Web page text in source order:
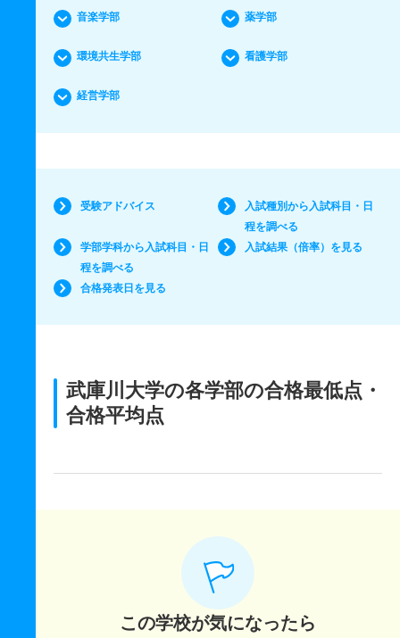
音楽学部 薬学部
環境共生学部 看護学部
経営学部
受験アドバイス
入試種別から入試科目・日
程を調べる
学部学科から入試科目・日
程を調べる
入試結果（倍率）を見る
合格発表日を見る
武庫川大学の各学部の合格最低点・
合格平均点
この学校が気になったら